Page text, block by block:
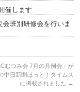
催します
班別研修会を行いま
むつみ会 7月の月例会」が
中日新聞ほっと！タイムス
に掲載されました →